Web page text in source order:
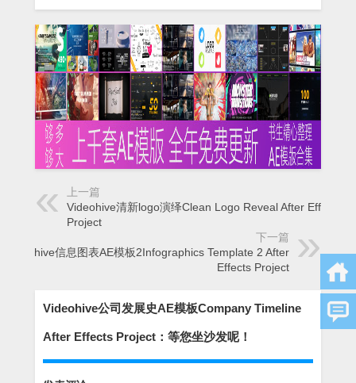
上一篇
Videohive清新logo演绎Clean Logo Reveal After Effects
Project
下一篇
Videohive信息图表AE模板2Infographics Template 2 After
Effects Project
Videohive公司发展史AE模板Company Timeline
After Effects Project：等您坐沙发呢！